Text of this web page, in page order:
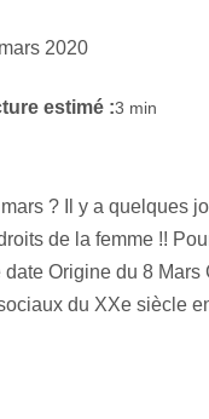
2020
estimé :3 min
? Il y a quelques
de la femme !!
date Origine du 8
du XXe siècle